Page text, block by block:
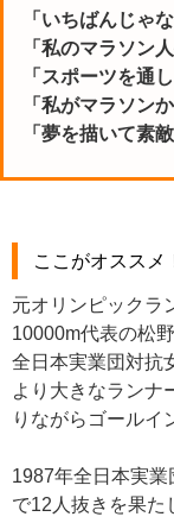
「いちばんじゃ
「私のマラソン人
「スポーツを通
「私がマラソン
「夢を描いて素
ここがオススメ
元オリンピックラ
10000m代表の松野
全日本実業団対抗
より大きなランナ
りながらゴールイ
1987年全日本実
で12人抜きを果た